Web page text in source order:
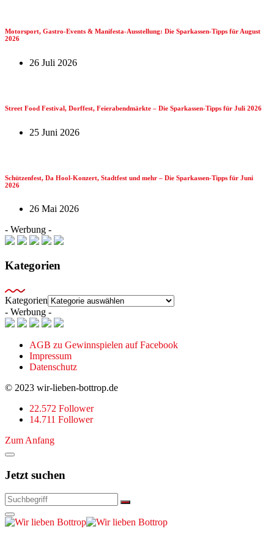
Motorsport, Gastro-Events & Manifesta-Ausstellung: Die Sparkassen-Tipps für August
2026
26 Juli 2026
Street Food Festival, Dorffest, Feierabendmärkte – Die Sparkassen-Tipps für Juli 2026
25 Juni 2026
Schützenfest, Da Hool-Konzert, Stadtfest und mehr – Die Sparkassen-Tipps für Juni
2026
26 Mai 2026
- Werbung -
Kategorien
Kategorien
- Werbung -
AGB zu Gewinnspielen auf Facebook
Impressum
Datenschutz
© 2023 wir-lieben-bottrop.de
22.572 Follower
14.711 Follower
Zum Anfang
Jetzt suchen